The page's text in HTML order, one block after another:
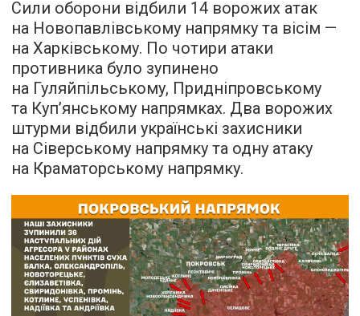
Сили оборони відбили 14 ворожих атак
на Новопавлівському напрямку та вісім —
на Харківському. По чотири атаки
противника було зупинено
на Гуляйпільському, Придніпровському
та Куп’янському напрямках. Два ворожих
штурми відбили українські захисники
на Сіверському напрямку та одну атаку
на Краматорському напрямку.